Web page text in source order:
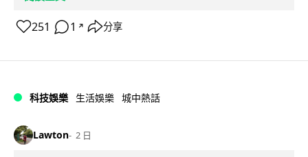
251 1 ↗ 分享
科技娛樂 生活娛樂 城中熱話
Lawton 2 日